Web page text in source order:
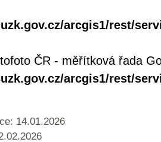
arcgis1/rest/
ČR - měřítková řada
arcgis1/rest/
14.01.2026